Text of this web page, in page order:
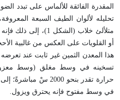
المقدرة الفائقة للألماس على تبدد
تحليله لألوان الطيف السبعة
متلألئ خلاب (الشكل
أو القلويات على العكس من غالبية
هذا المعدن الثمين غير ثابت عند
تسخينه في وسط مغلق (وسط
حرارة تقدر بنحو 2000
في وسط مفتوح فإنه يحترق ويزول.